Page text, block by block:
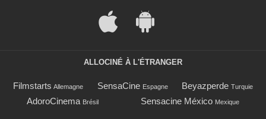
ALLOCINÉ À L'ÉTRANGER
Filmstarts Allemagne SensaCine Espagne Beyazperde Turquie
AdoroCinema Brésil Sensacine México Mexique